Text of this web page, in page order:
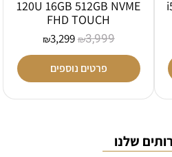
120U 16GB 512GB NVME
FHD TOUCH
₪3,999
₪3,299
פרטים נוספים
שלנו